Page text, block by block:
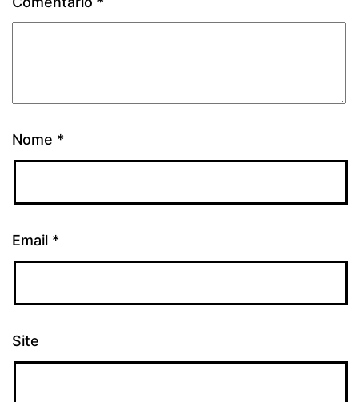
Nome *
Email *
Site